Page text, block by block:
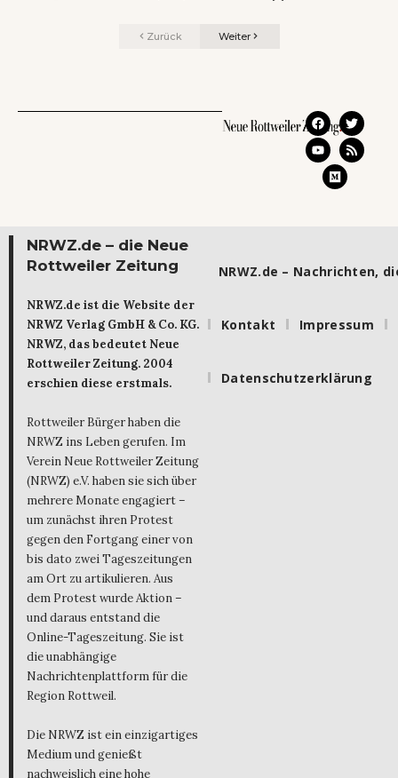
Zurück Weiter
NRWZ.de – die Neue
Rottweiler Zeitung
NRWZ.de ist die Website der
NRWZ Verlag GmbH & Co. KG.
NRWZ, das bedeutet Neue
Rottweiler Zeitung. 2004
erschien diese erstmals.
Rottweiler Bürger haben die
NRWZ ins Leben gerufen. Im
Verein Neue Rottweiler Zeitung
(NRWZ) e.V. haben sie sich über
mehrere Monate engagiert –
um zunächst ihren Protest
gegen den Fortgang einer von
bis dato zwei Tageszeitungen
am Ort zu artikulieren. Aus
dem Protest wurde Aktion –
und daraus entstand die
Online-Tageszeitung. Sie ist
die unabhängige
Nachrichtenplattform für die
Region Rottweil.
Die NRWZ ist ein einzigartiges
Medium und genießt
nachweislich eine hohe
NRWZ.de – Nachrichten,
Kontakt Impressum
Datenschutzerklärung